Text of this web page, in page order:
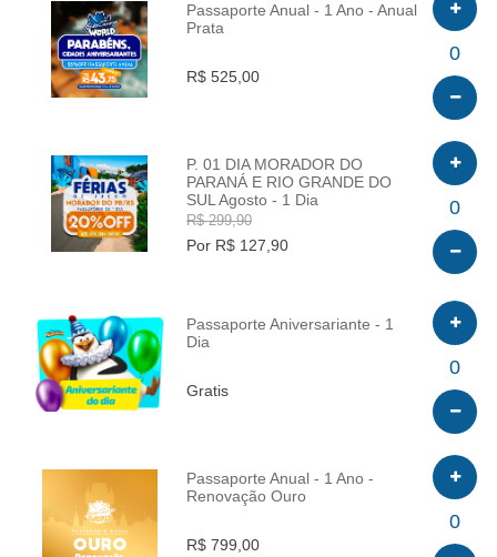
INFO
Passaporte Anual - 1 Ano - Anual
Prata
R$ 525,00
0
INFO
P. 01 DIA MORADOR DO
PARANÁ E RIO GRANDE DO
SUL Agosto - 1 Dia
R$ 299,90
Por R$ 127,90
0
INFO
Passaporte Aniversariante - 1
Dia
Gratis
0
INFO
Passaporte Anual - 1 Ano -
Renovação Ouro
R$ 799,00
0